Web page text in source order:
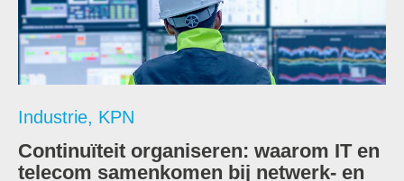
Industrie, KPN
Continuïteit organiseren: waarom IT en
telecom samenkomen bij netwerk- en